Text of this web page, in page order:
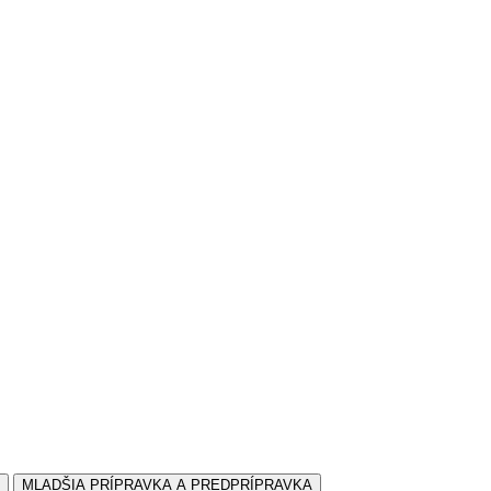
MLADŠIA PRÍPRAVKA A PREDPRÍPRAVKA